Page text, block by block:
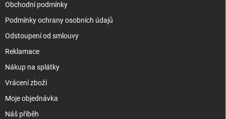
Obchodní podmínky
Podmínky ochrany osobních údajů
Odstoupení od smlouvy
Reklamace
Nákup na splátky
Vrácení zboží
Moje objednávka
Náš příběh